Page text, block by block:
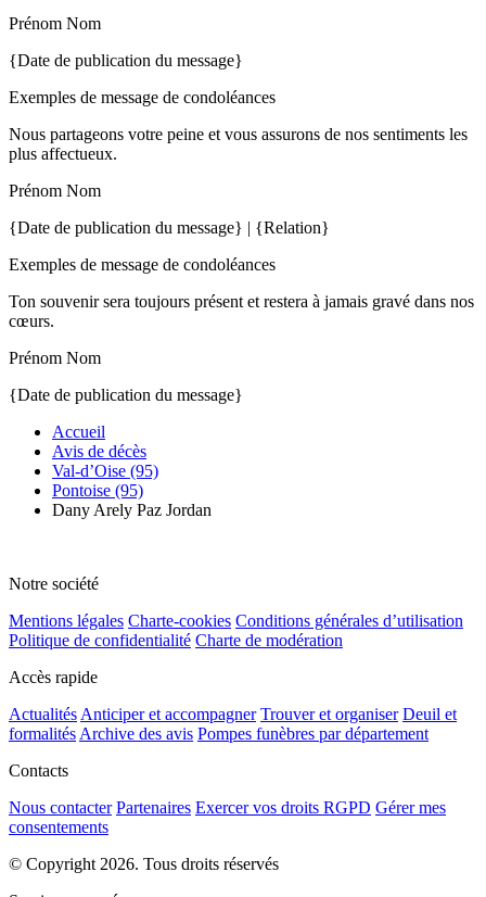
Prénom Nom
{Date de publication du message}
Exemples de message de condoléances
Nous partageons votre peine et vous assurons de nos sentiments les
plus affectueux.
Prénom Nom
{Date de publication du message} | {Relation}
Exemples de message de condoléances
Ton souvenir sera toujours présent et restera à jamais gravé dans nos
cœurs.
Prénom Nom
{Date de publication du message}
Accueil
Avis de décès
Val-d’Oise (95)
Pontoise (95)
Dany Arely Paz Jordan
Notre société
Mentions légales Charte-cookies Conditions générales d’utilisation
Politique de confidentialité Charte de modération
Accès rapide
Actualités Anticiper et accompagner Trouver et organiser Deuil et
formalités Archive des avis Pompes funèbres par département
Contacts
Nous contacter Partenaires Exercer vos droits RGPD Gérer mes
consentements
© Copyright 2026. Tous droits réservés